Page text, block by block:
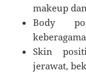
makeup
Body
Skin
jerawat,